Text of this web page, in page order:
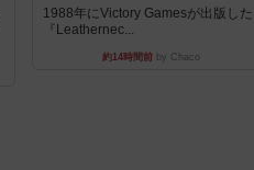
1988年にVictory Gamesが出版した
『Leathernec...
約14時間前by Chaco